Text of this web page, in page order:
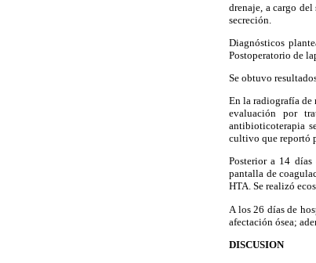
drenaje, a cargo
secreción.
Diagnósticos
Postoperatorio de
Se obtuvo
En la radiografía
evaluación por
antibioticoterapia
cultivo que reportó
Posterior a 14
pantalla de
HTA. Se realizó
A los 26 días de
afectación ósea;
DISCUSION